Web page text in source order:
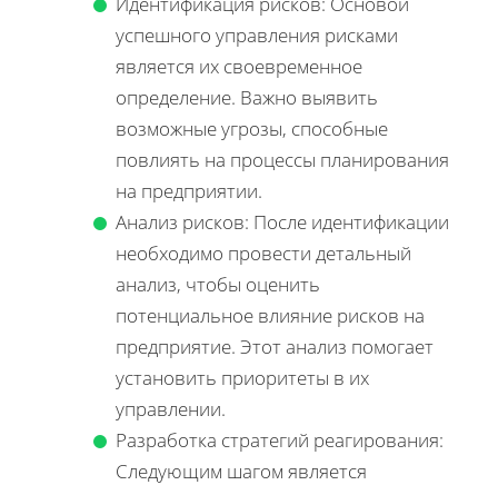
успешного управления рисками
является их своевременное
определение. Важно выявить
возможные угрозы, способные
повлиять на процессы планирования
на предприятии.
Анализ рисков: После идентификации
необходимо провести детальный
анализ, чтобы оценить
потенциальное влияние рисков на
предприятие. Этот анализ помогает
установить приоритеты в их
управлении.
Разработка стратегий реагирования:
Следующим шагом является